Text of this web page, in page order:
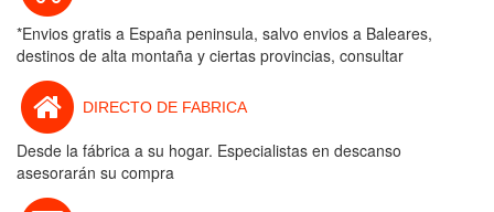
*Envios gratis a España peninsula, salvo envios a Baleares,
destinos de alta montaña y ciertas provincias, consultar
DIRECTO DE FABRICA
Desde la fábrica a su hogar. Especialistas en descanso
asesorarán su compra